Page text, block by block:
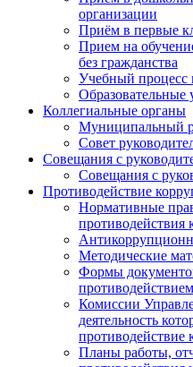
организации
Приём в первые
Прием на
без гражданства
Учебный процесс
Коллегиальные органы
Муниципальный
Совет
Совещания с
Совещания с
Противодействие
Нормативные
противодействия
Методические
Формы
Комиссии
деятельность
противодействие
Планы работы,